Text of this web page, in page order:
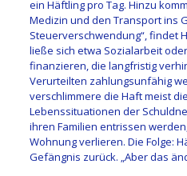
ein Häftling pro Tag. Hinzu
Medizin und den Transport ins
Steuerverschwendung“, findet
ließe sich etwa Sozialarbeit
finanzieren, die langfristig
Verurteilten zahlungsunfähig
verschlimmere die Haft meist
Lebenssituationen der
ihren Familien entrissen
Wohnung verlieren. Die Folge:
Gefängnis zurück. „Aber das